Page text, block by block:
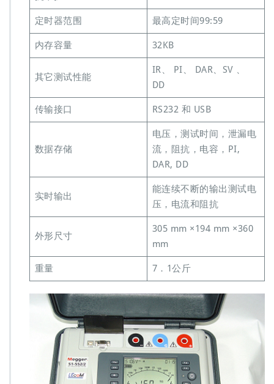
定时器范围 最高定时间99:59
内存容量 32KB
其它测试性能
IR、 PI、 DAR、SV 、
DD
传输接口 RS232 和 USB
数据存储
电压，测试时间，泄漏电
流，阻抗，电容，PI,
DAR, DD
实时输出
能连续不断的输出测试电
压，电流和阻抗
外形尺寸
305 mm ×194 mm ×360
mm
重量 7．1公斤